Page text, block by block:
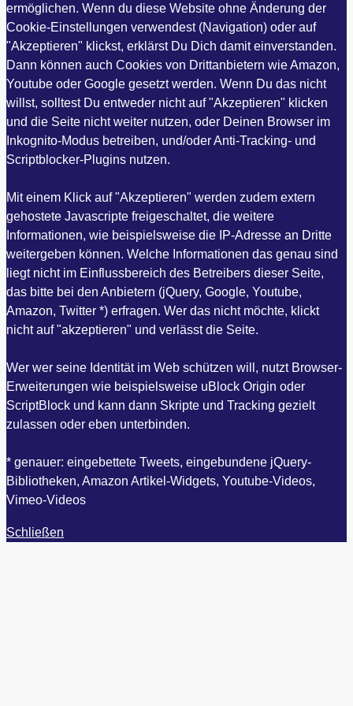
ermöglichen. Wenn du diese Website ohne Änderung der
Cookie-Einstellungen verwendest (Navigation) oder auf
"Akzeptieren" klickst, erklärst Du Dich damit einverstanden.
Dann können auch Cookies von Drittanbietern wie Amazon,
Youtube oder Google gesetzt werden. Wenn Du das nicht
willst, solltest Du entweder nicht auf "Akzeptieren" klicken
und die Seite nicht weiter nutzen, oder Deinen Browser im
Inkognito-Modus betreiben, und/oder Anti-Tracking- und
Scriptblocker-Plugins nutzen.
Mit einem Klick auf "Akzeptieren" werden zudem extern
gehostete Javascripte freigeschaltet, die weitere
Informationen, wie beispielsweise die IP-Adresse an Dritte
weitergeben können. Welche Informationen das genau sind
liegt nicht im Einflussbereich des Betreibers dieser Seite,
das bitte bei den Anbietern (jQuery, Google, Youtube,
Amazon, Twitter *) erfragen. Wer das nicht möchte, klickt
nicht auf "akzeptieren" und verlässt die Seite.
Wer wer seine Identität im Web schützen will, nutzt Browser-
Erweiterungen wie beispielsweise uBlock Origin oder
ScriptBlock und kann dann Skripte und Tracking gezielt
zulassen oder eben unterbinden.
* genauer: eingebettete Tweets, eingebundene jQuery-
Bibliotheken, Amazon Artikel-Widgets, Youtube-Videos,
Vimeo-Videos
Schließen